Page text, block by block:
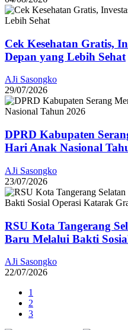
Cek Kesehatan Gratis,
Depan yang Lebih Sehat
AJi Sasongko
29/07/2026
DPRD Kabupaten
Hari Anak Nasional
AJi Sasongko
23/07/2026
RSU Kota Tangerang
Baru Melalui Bakti
AJi Sasongko
22/07/2026
1
2
3